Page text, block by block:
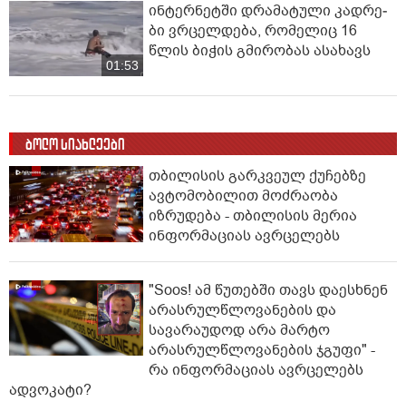
01:53
ინ­ტერ­ნეტ­ში დრა­მა­ტუ­ლი კად­რე­
ბი ვრცელდება, რომელიც 16
წლის ბიჭის გმირობას ასახავს
ბოლო სიახლეები
თბილისის გარკვეულ ქუჩებზე
ავტომობილით მოძრაობა
იზრუდება - თბილისის მერია
ინფორმაციას ავრცელებს
"Soos! ამ წუთებში თავს დაესხნენ
არასრულწლოვანების და
სავარაუდოდ არა მარტო
არასრულწლოვანების ჯგუფი" -
რა ინფორმაციას ავრცელებს
ადვოკატი?